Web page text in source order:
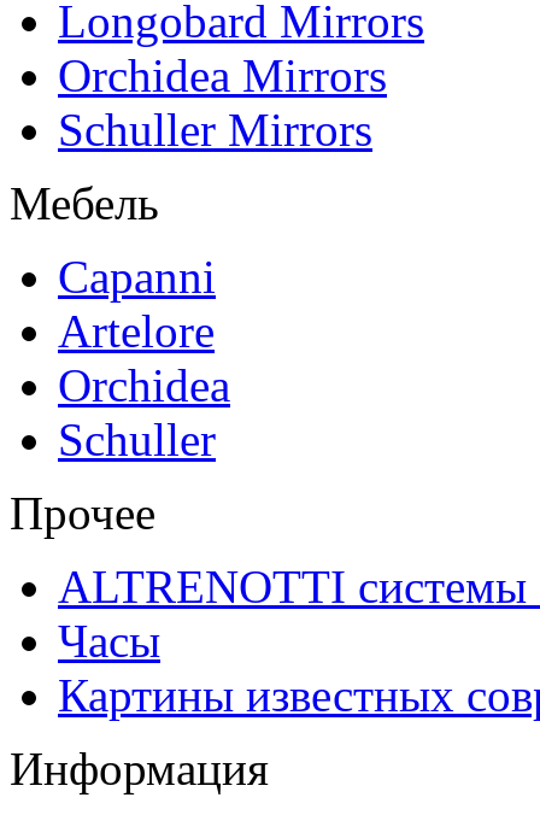
Longobard Mirrors
Orchidea Mirrors
Schuller Mirrors
Мебель
Capanni
Artelore
Orchidea
Schuller
Прочее
ALTRENOTTI системы
Часы
Картины известных
Информация